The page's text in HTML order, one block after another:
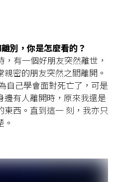
別，你是怎麼看的？
有一個好朋友突然離世，
密的朋友突然之間離開。
己學會面對死亡了，可是
有人離開時，原來我還是
西。直到這一 刻，我亦只